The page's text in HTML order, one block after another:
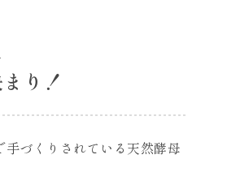
り！
づくりされている天然酵母